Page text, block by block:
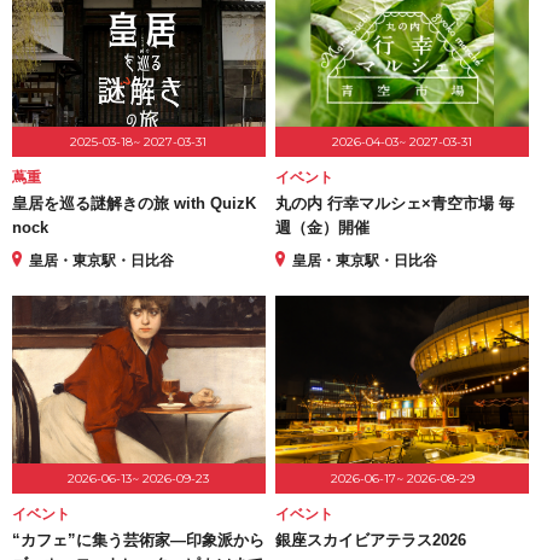
2025-03-18~ 2027-03-31
蔦重
皇居を巡る謎解きの旅 with QuizK
nock
皇居・東京駅・日比谷
2026-04-03~ 2027-03-31
イベント
丸の内 行幸マルシェ×青空市場 毎
週（金）開催
皇居・東京駅・日比谷
2026-06-13~ 2026-09-23
イベント
“カフェ”に集う芸術家―印象派から
2026-06-17~ 2026-08-29
イベント
銀座スカイビアテラス2026